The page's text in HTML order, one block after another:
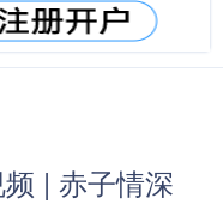
| 赤子情深